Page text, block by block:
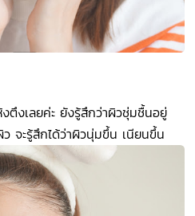
ตึงเลยค่ะ ยังรู้สึกว่าผิวชุ่มชื้นอยู่
จะรู้สึกได้ว่าผิวนุ่มขึ้น เนียนขึ้น